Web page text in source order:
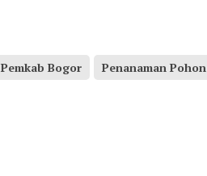
Pemkab Bogor Penanaman Pohon